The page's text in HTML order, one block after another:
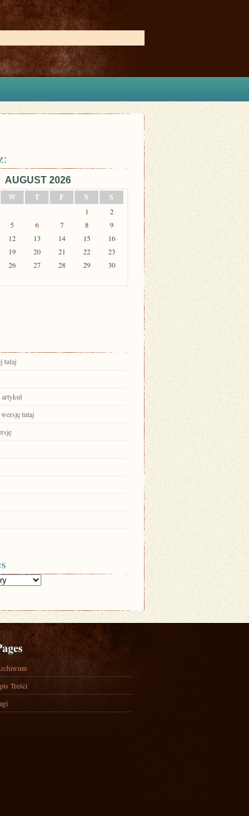
AUGUST 2026
W T F S S
1
2
5 6 7 8
9
12 13 14 15
16
19 20 21 22
23
26 27 28 29
30
tutaj
wersję tutaj
Treści